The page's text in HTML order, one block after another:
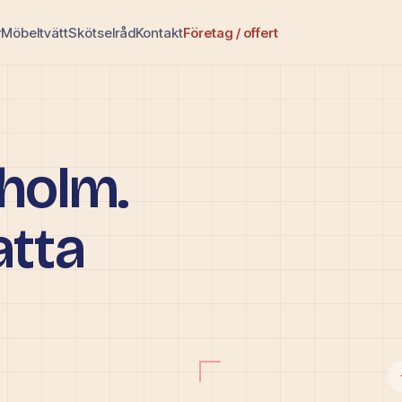
MöbeltvättSkötselrådKontaktFöretag / offert